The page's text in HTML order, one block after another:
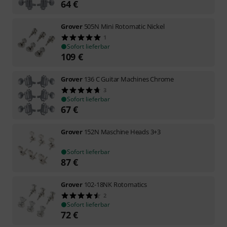
64€
Grover 505N Mini Rotomatic Nickel
1
Sofort lieferbar
109 €
Grover 136 C Guitar Machines Chrome
3
Sofort lieferbar
67€
Grover 152N Maschine Heads 3+3
Sofort lieferbar
87€
Grover 102-18NK Rotomatics
2
Sofort lieferbar
72€